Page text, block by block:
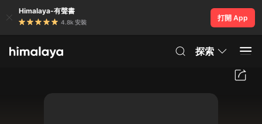
Himalaya-有聲書
4.8k 安裝
打開 App
探索